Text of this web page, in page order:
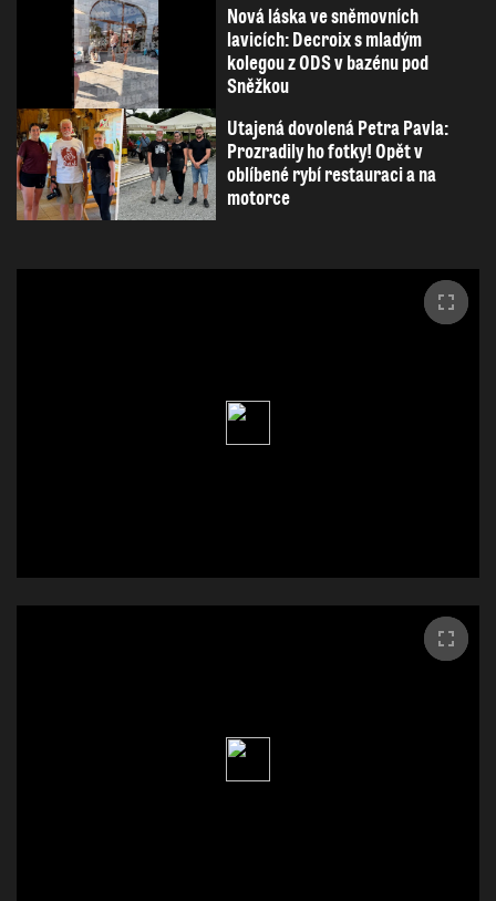
Nová láska ve sněmovních
lavicích: Decroix s mladým
kolegou z ODS v bazénu pod
Sněžkou
Utajená dovolená Petra Pavla:
Prozradily ho fotky! Opět v
oblíbené rybí restauraci a na
motorce